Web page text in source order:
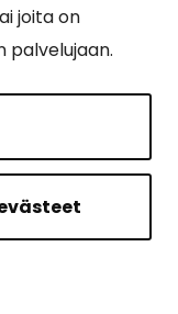
joita on
palvelujaan.